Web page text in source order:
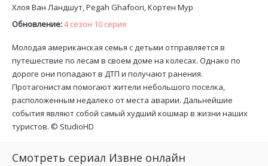
Хлоя Ван Ландшут, Pegah Ghafoori, Кортен Мур
Обновление:4 сезон 10 серия
Молодая американская семья с детьми отправляется в
путешествие по лесам в своем доме на колесах. Однако по
дороге они попадают в ДТП и получают ранения.
Протагонистам помогают жители небольшого поселка,
расположенным недалеко от места аварии. Дальнейшие
события являют собой самый худший кошмар в жизни наших
туристов. © StudioHD
Смотреть сериал Извне онлайн